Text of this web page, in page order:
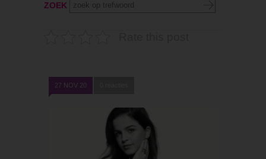
ZOEK
27 NOV 20